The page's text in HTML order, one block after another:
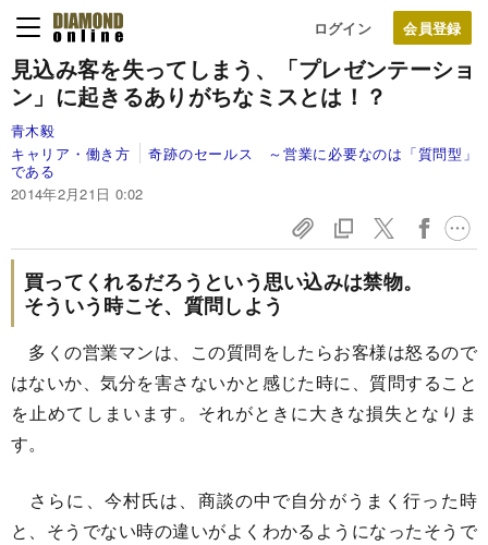
ログイン
見込み客を失ってしまう、
「プレゼンテーショ
ン」に起きるありがちなミスとは！？
青木毅
キャリア・働き方
奇跡のセールス ～営業に必要なのは「質問型」
である
2014年2月21日 0:02
買ってくれるだろうという思い込みは禁物。
そういう時こそ、質問しよう
多くの営業マンは、この質問をしたらお客様は怒るので
はないか、気分を害さないかと感じた時に、質問すること
を止めてしまいます。それがときに大きな損失となりま
す。
さらに、今村氏は、商談の中で自分がうまく行った時
と、そうでない時の違いがよくわかるようになったそうで